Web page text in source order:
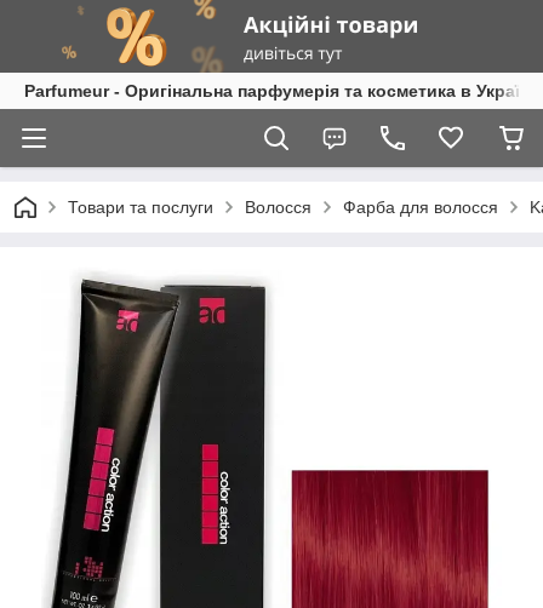
Parfumeur - Оригінальна парфумерія та косметика в Україні
Товари та послуги Волосся Фарба для волосся